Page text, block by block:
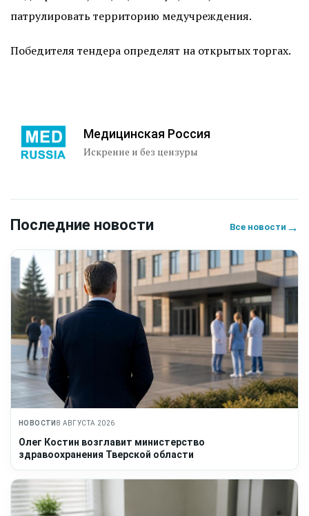
патрулировать территорию медучреждения.
Победителя тендера определят на открытых торгах.
Медицинская Россия
Искренне и без цензуры
Последние новости Все новости →
НОВОСТИ 8 АВГУСТА 2026
Олег Костин возглавит министерство
здравоохранения Тверской области